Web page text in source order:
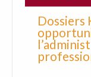
Dossiers